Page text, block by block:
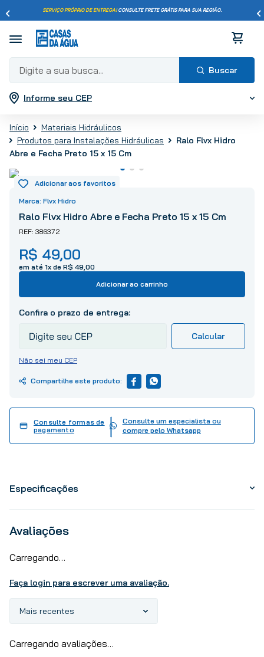
SERVIÇO PRÓPRIO DE ENTREGA!CONSULTE FRETE GRÁTIS PARA SUA REGIÃO.
Digite a sua busca...
Informe seu CEP
Materiais Hidráulicos
Produtos para Instalações Hidráulicas
Ralo Flvx Hidro
Abre e Fecha Preto 15 x 15 Cm
Flvx Hidro
Ralo Flvx Hidro Abre e Fecha Preto 15 x 15 Cm
386372
R$ 49,00
em até 1x de R$ 49 00
Adicionar ao carrinho
Não sei meu CEP
Consulte formas de
pagamento
Consulte um especialista ou
compre pelo Whatsapp
Especificações
Avaliações
Carregando…
Faça login para escrever uma avaliação.
Mais recentes
Carregando avaliações…
Termos mais buscados
º
porcelanato
3 º
piso
5
º
vaso sanitário
6º
chuveiro
7º
cimento
8º
torneira
9º
telha
10º tinta